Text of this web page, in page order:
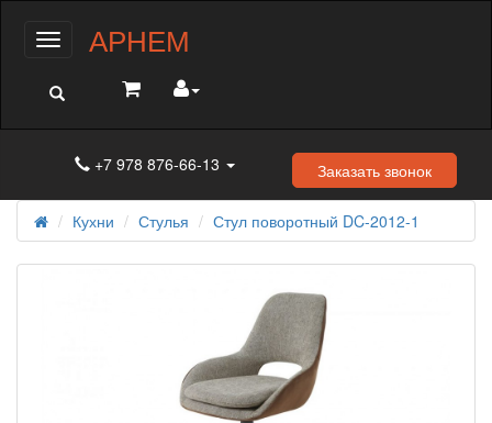
МенюАРНЕМ
+7 978 876-66-13 Заказать звонок
Кухни Стулья Стул поворотный DC-2012-1